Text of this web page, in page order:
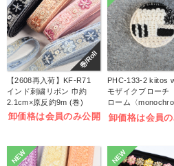
巻/Roll
【2608再入荷】KF-R71
インド刺繍リボン 巾約
2.1cm×原反約9m (巻)
卸価格は会員のみ公開
PHC-133-2 kiitos
モザイクブロー
ローム〈
しゅうキット (袋)
卸価格は会員
NEW NEW